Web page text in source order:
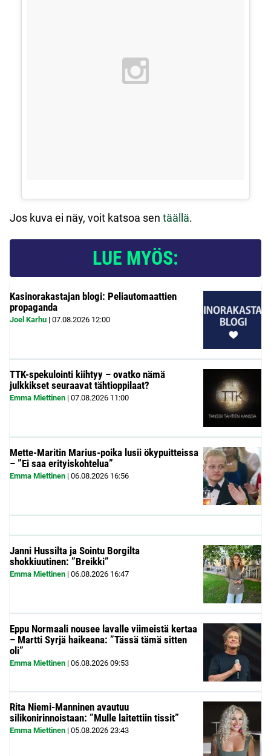
Jos kuva ei näy, voit katsoa sen täällä.
LUE MYÖS:
Kasinorakastajan blogi: Peliautomaattien
propaganda
Joel Karhu | 07.08.2026 12:00
TTK-spekulointi kiihtyy – ovatko nämä
julkkikset seuraavat tähtioppilaat?
Emma Miettinen | 07.08.2026 11:00
Mette-Maritin Marius-poika lusii ökypuitteissa
– ”Ei saa erityiskohtelua”
Emma Miettinen | 06.08.2026 16:56
Janni Hussilta ja Sointu Borgilta
shokkiuutinen: ”Breikki”
Emma Miettinen | 06.08.2026 16:47
Eppu Normaali nousee lavalle viimeistä kertaa
– Martti Syrjä haikeana: ”Tässä tämä sitten
oli”
Emma Miettinen | 06.08.2026 09:53
Rita Niemi-Manninen avautuu
silikonirinnoistaan: ”Mulle laitettiin tissit”
Emma Miettinen | 05.08.2026 23:43